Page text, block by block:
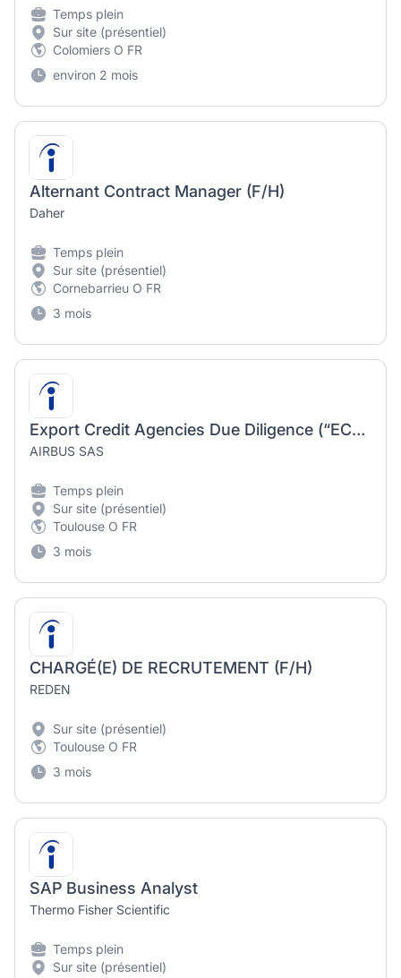
Temps plein
Sur site (présentiel)
Colomiers O FR
environ 2 mois
Alternant Contract Manager (F/H)
Daher
Temps plein
Sur site (présentiel)
Cornebarrieu O FR
3 mois
Export Credit Agencies Due Diligence (“ECA”) Manager
AIRBUS SAS
Temps plein
Sur site (présentiel)
Toulouse O FR
3 mois
CHARGÉ(E) DE RECRUTEMENT (F/H)
REDEN
Sur site (présentiel)
Toulouse O FR
3 mois
SAP Business Analyst
Thermo Fisher Scientific
Temps plein
Sur site (présentiel)